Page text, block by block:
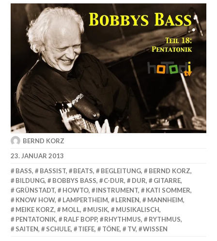
BERND KORZ
23. JANUAR 2013
BASS, BASSIST, BEATS, BEGLEITUNG, BERND KORZ,
BILDUNG, BOBBYS BASS, C-DUR, DUR, GITARRE,
GRÜNSTADT, HOWTO, INSTRUMENT, KATI SOMMER,
KNOW HOW, LAMPERTHEIM, LERNEN, MANNHEIM,
MEIKE KORZ, MOLL, MUSIK, MUSIKALISCH,
PENTATONIK, RALF BOPP, RHYTHMUS, RYTHMUS,
SAITEN, SCHULE, TIEFE, TÖNE, TV, WISSEN